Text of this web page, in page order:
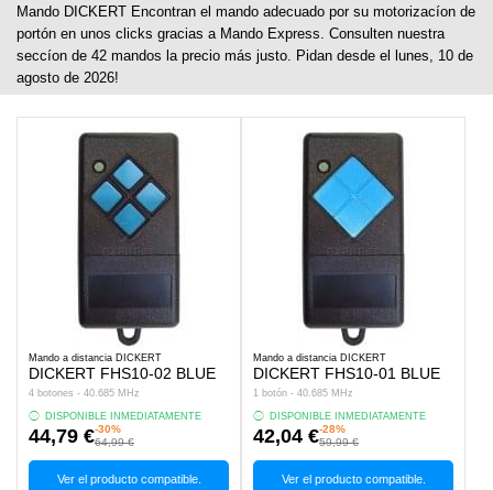
Mando DICKERT Encontran el mando adecuado por su motorizacíon de
portón en unos clicks gracias a Mando Express. Consulten nuestra
seccíon de 42 mandos la precio más justo. Pidan desde el lunes, 10 de
agosto de 2026!
Mando a distancia DICKERT
DICKERT FHS10-02 BLUE
4 botones - 40.685 MHz
DISPONIBLE INMEDIATAMENTE
44,79 €-30%
64,99 €
Ver el producto compatible.
Mando a distancia DICKERT
DICKERT FHS10-01 BLUE
1 botón - 40.685 MHz
DISPONIBLE INMEDIATAMENTE
42,04 €-28%
59,99 €
Ver el producto compatible.